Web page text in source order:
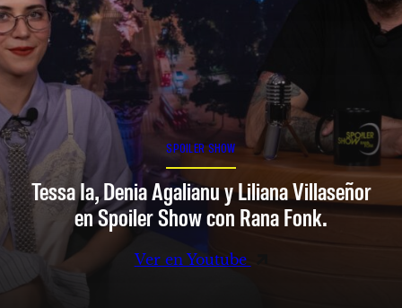
SPOILER SHOW
Tessa Ia, Denia Agalianu y Liliana Villaseñor
en Spoiler Show con Rana Fonk.
Ver en Youtube